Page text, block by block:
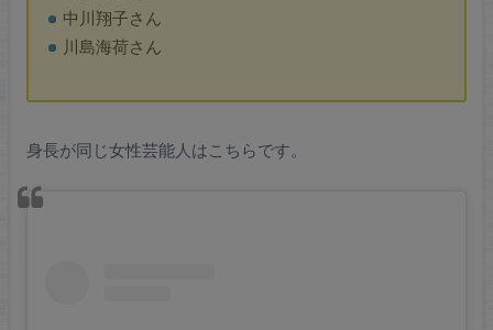
中川翔子さん
川島海荷さん
身長が同じ女性芸能人はこちらです。